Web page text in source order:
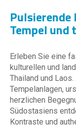
Tempel und
Erleben Sie eine
kulturellen und
Thailand und
Tempelanlagen,
herzlichen
Südostasiens
Kontraste und